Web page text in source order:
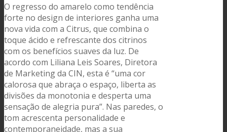
O regresso do amarelo como tendência
forte no design de interiores ganha uma
nova vida com a Citrus, que combina o
toque ácido e refrescante dos citrinos
com os benefícios suaves da luz. De
acordo com Liliana Leis Soares, Diretora
de Marketing da CIN, esta é “uma cor
calorosa que abraça o espaço, liberta as
divisões da monotonia e desperta uma
sensação de alegria pura”. Nas paredes, o
tom acrescenta personalidade e
contemporaneidade, mas a sua